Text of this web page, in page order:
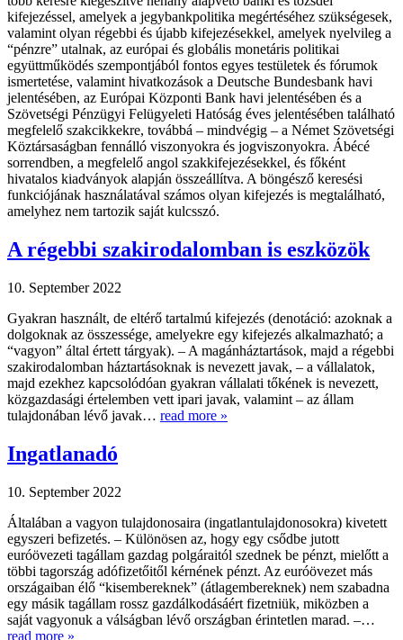
kifejezéssel, amelyek a jegybankpolitika megértéséhez szükségesek,
valamint olyan régebbi és újabb kifejezésekkel, amelyek nyelvileg a
“pénzre” utalnak, az európai és globális monetáris politikai
együttműködés szempontjából fontos egyes testületek és fórumok
ismertetése, valamint hivatkozások a Deutsche Bundesbank havi
jelentésében, az Európai Központi Bank havi jelentésében és a
Szövetségi Pénzügyi Felügyeleti Hatóság éves jelentésében található
megfelelő szakcikkekre, továbbá – mindvégig – a Német Szövetségi
Köztársaságban fennálló viszonyokra és jogviszonyokra. Ábécé
sorrendben, a megfelelő angol szakkifejezésekkel, és főként
hivatalos kiadványok alapján összeállítva. A böngésző keresési
funkciójának használatával számos olyan kifejezés is megtalálható,
amelyhez nem tartozik saját kulcsszó.
A régebbi szakirodalomban is eszközök
10. September 2022
Gyakran használt, de eltérő tartalmú kifejezés (denotáció: azoknak a
dolgoknak az összessége, amelyekre egy kifejezés alkalmazható; a
“vagyon” által értett tárgyak). – A magánháztartások, majd a régebbi
szakirodalomban háztartásoknak is nevezett javak, – a vállalatok,
majd ezekhez kapcsolódóan gyakran vállalati tőkének is nevezett,
közgazdasági értelemben vett ipari javak, valamint – az állam
tulajdonában lévő javak… read more »
Ingatlanadó
10. September 2022
Általában a vagyon tulajdonosaira (ingatlantulajdonosokra) kivetett
egyszeri befizetés. – Különösen az, hogy egy csődbe jutott
euróövezeti tagállam gazdag polgáraitól szednek be pénzt, mielőtt a
többi tagország adófizetőitől kérnének pénzt. Az euróövezet más
országaiban élő “kisembereknek” (átlagembereknek) nem szabadna
egy másik tagállam rossz gazdálkodásáért fizetniük, miközben a
saját vagyonuk a válságban lévő országban érintetlen marad. –…
read more »